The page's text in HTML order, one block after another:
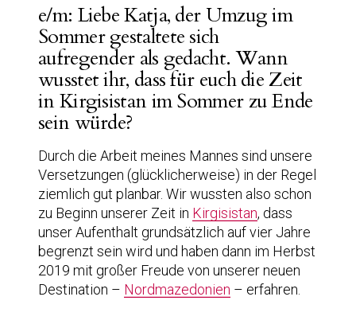
e/m: Liebe Katja, der Umzug im
Sommer gestaltete sich
aufregender als gedacht. Wann
wusstet ihr, dass für euch die Zeit
in Kirgisistan im Sommer zu Ende
sein würde?
Durch die Arbeit meines Mannes sind unsere
Versetzungen (glücklicherweise) in der Regel
ziemlich gut planbar. Wir wussten also schon
zu Beginn unserer Zeit in Kirgisistan, dass
unser Aufenthalt grundsätzlich auf vier Jahre
begrenzt sein wird und haben dann im Herbst
2019 mit großer Freude von unserer neuen
Destination – Nordmazedonien – erfahren.